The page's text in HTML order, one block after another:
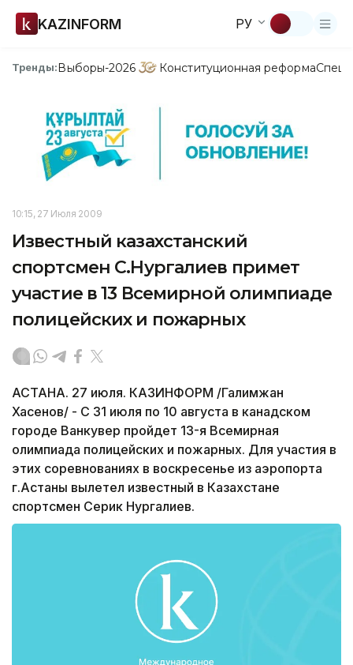
KAZINFORM РУ
Тренды:Выборы-2026 Конституционная реформа
10:15, 27 Июля 2009
Известный казахстанский
спортсмен С.Нургалиев примет
участие в 13 Всемирной олимпиаде
полицейских и пожарных
АСТАНА. 27 июля. КАЗИНФОРМ /Галимжан
Хасенов/ - С 31 июля по 10 августа в канадском
городе Ванкувер пройдет 13-я Всемирная
олимпиада полицейских и пожарных. Для участия в
этих соревнованиях в воскресенье из аэропорта
г.Астаны вылетел известный в Казахстане
спортсмен Серик Нургалиев.